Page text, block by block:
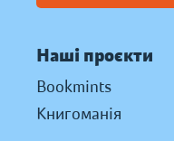
Наші проєкти
Bookmints
Книгоманія